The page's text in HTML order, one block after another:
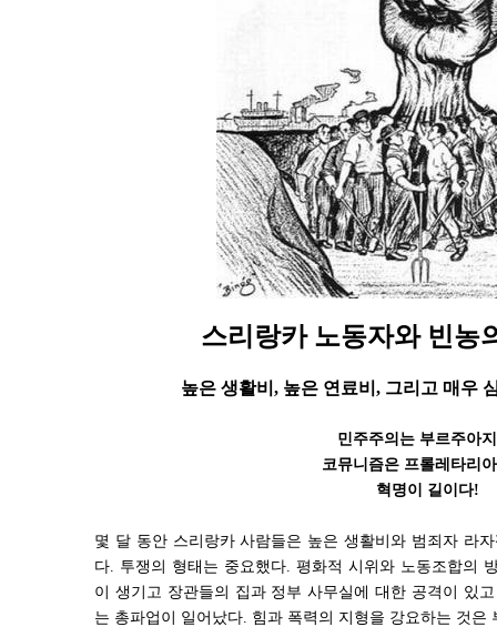
스리랑카 노동자와 빈농
높은 생활비, 높은 연료비, 그리고 매우
민주주의는 부르주아
코뮤니즘은 프롤레타리
혁명이 길이다!
몇 달 동안 스리랑카 사람들은 높은 생활비와 범죄자 라
다. 투쟁의 형태는 중요했다. 평화적 시위와 노동조합의
이 생기고 장관들의 집과 정부 사무실에 대한 공격이 있
는 총파업이 일어났다. 힘과 폭력의 지형을 강요하는 것은